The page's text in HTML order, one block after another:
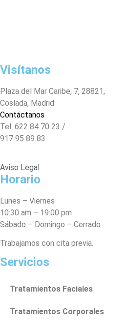
Visítanos
Plaza del Mar Caribe, 7, 28821,
Coslada, Madrid
Contáctanos
Tel: 622 84 70 23 /
917 95 89 83
Aviso Legal
Horario
Lunes – Viernes
10:30 am – 19:00 pm
Sábado – Domingo – Cerrado
Trabajamos con cita previa.
Servicios
Tratamientos Faciales
Tratamientos Corporales